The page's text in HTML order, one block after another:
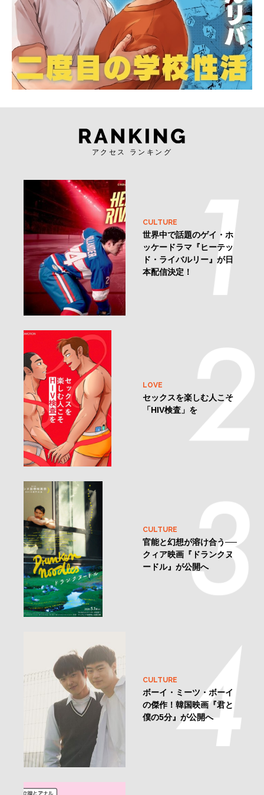
アクセス ランキング
CULTURE
世界中で話題のゲイ・ホ
ッケードラマ『ヒーテッ
ド・ライバルリー』が日
本配信決定！
LOVE
セックスを楽しむ人こそ
「HIV検査」を
CULTURE
官能と幻想が溶け合う──
クィア映画『ドランクヌ
ードル』が公開へ
CULTURE
ボーイ・ミーツ・ボーイ
の傑作！韓国映画『君と
僕の5分』が公開へ